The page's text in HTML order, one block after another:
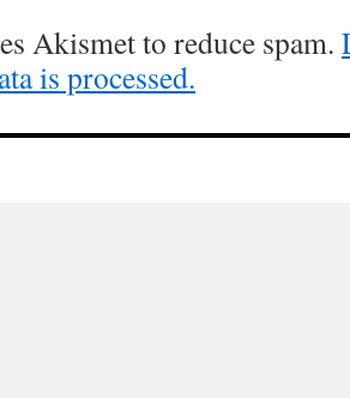
Akismet to reduce spam.
is processed.